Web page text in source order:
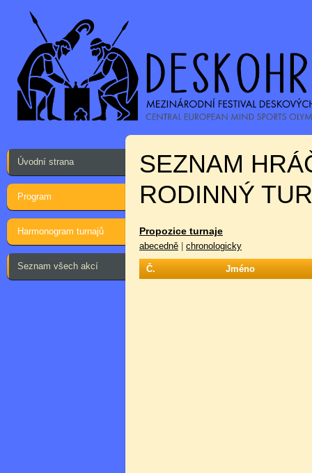
Úvodní strana
Program
Harmonogram turnajů
Seznam všech akcí
SEZNAM
RODINNÝ
Propozice turnaje
abecedně chronologicky
Č. Jméno